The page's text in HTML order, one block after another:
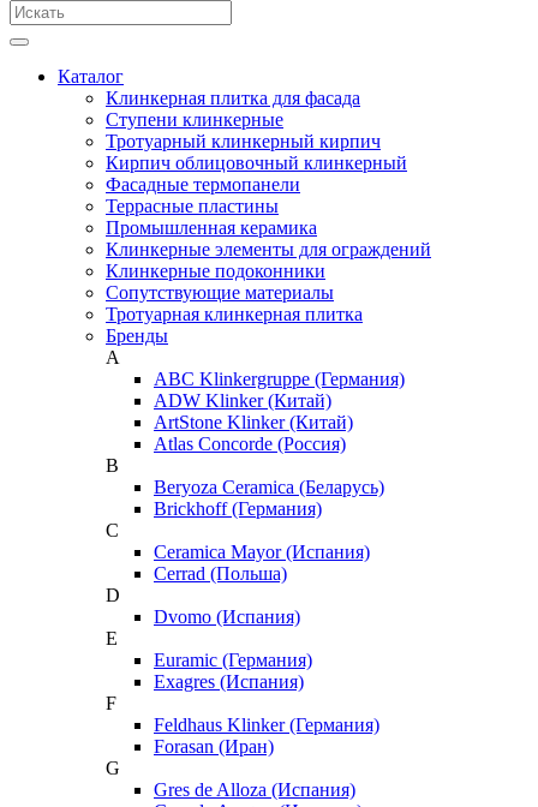
Каталог
Клинкерная плитка для фасада
Ступени клинкерные
Тротуарный клинкерный кирпич
Кирпич облицовочный клинкерный
Фасадные термопанели
Террасные пластины
Промышленная керамика
Клинкерные элементы для ограждений
Клинкерные подоконники
Сопутствующие материалы
Тротуарная клинкерная плитка
Бренды
A
ABC Klinkergruppe (Германия)
ADW Klinker (Китай)
ArtStone Klinker (Китай)
Atlas Concorde (Россия)
B
Beryoza Ceramica (Беларусь)
Brickhoff (Германия)
C
Ceramica Mayor (Испания)
Cerrad (Польша)
D
Dvomo (Испания)
E
Euramic (Германия)
Exagres (Испания)
F
Feldhaus Klinker (Германия)
Forasan (Иран)
G
Gres de Alloza (Испания)